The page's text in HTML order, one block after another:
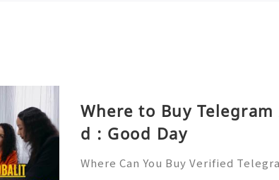
Where to Buy
d : Good Day
Where Can You Buy Verified